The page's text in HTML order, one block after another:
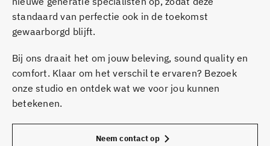
standaard van perfectie ook in de toekomst
gewaarborgd blijft.
Bij ons draait het om jouw beleving, sound quality en
comfort. Klaar om het verschil te ervaren? Bezoek
onze studio en ontdek wat we voor jou kunnen
betekenen.
Neem contact op